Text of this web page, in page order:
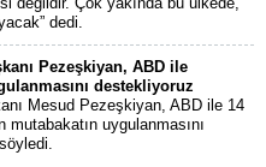
dedi.
Pezeşkiyan, ABD ile
destekliyoruz
Mesud Pezeşkiyan, ABD ile 14
mutabakatın uygulanmasını